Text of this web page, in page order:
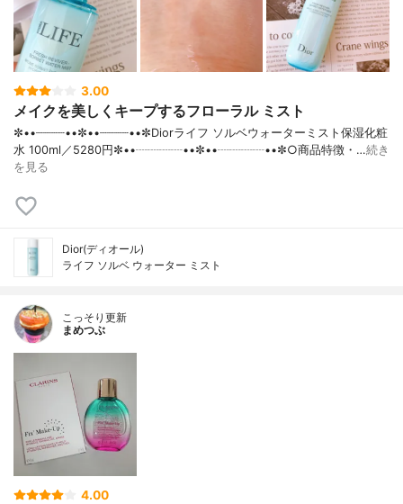
3.00
メイクを美しくキープするフローラル ミスト
✼••┈┈┈┈••✼••┈┈┈┈••✼Diorライフ ソルベウォーターミスト保湿化粧
水 100ml／5280円✼••┈┈┈┈••✼••┈┈┈┈••✼○商品特徴・…続き
を見る
Dior(ディオール)
ライフ ソルベ ウォーター ミスト
こっそり更新
まめつぶ
4.00